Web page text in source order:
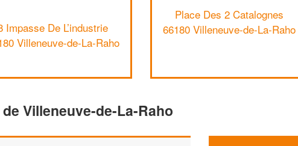
Impasse De L’industrie
Villeneuve-de-La-Raho
Place Des 2 Catalognes
66180 Villeneuve-de-La-Raho
Villeneuve-de-La-Raho